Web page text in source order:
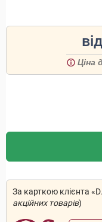
від
Ціна
За карткою клієнта
акційних товарів)